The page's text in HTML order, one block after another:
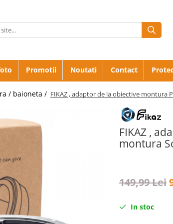
Promotii Noutati Contact
/ baioneta / FIKAZ , adaptor de la obiective montura
FIKAZ ,
montura
149,99 Lei
In stoc